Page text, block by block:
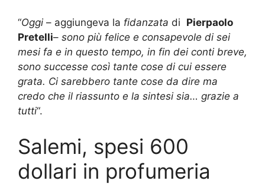
“Oggi – aggiungeva la fidanzata di Pierpaolo
Pretelli– sono più felice e consapevole di sei
mesi fa e in questo tempo, in fin dei conti breve,
sono successe così tante cose di cui essere
grata. Ci sarebbero tante cose da dire ma
credo che il riassunto e la sintesi sia… grazie a
tutti“.
Salemi, spesi 600
dollari in profumeria